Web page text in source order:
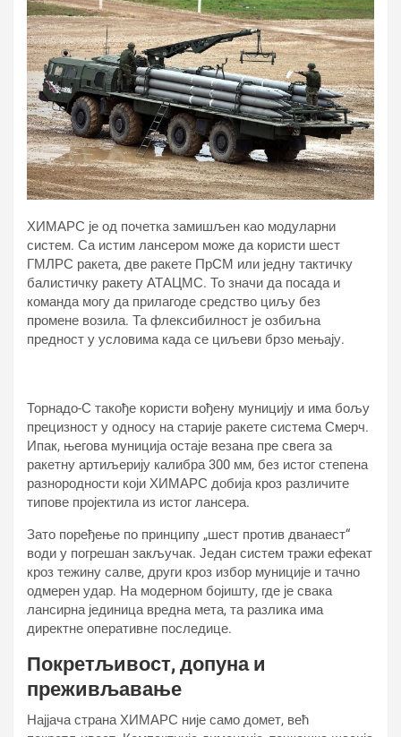
ХИМАРС је од почетка замишљен као модуларни
систем. Са истим лансером може да користи шест
ГМЛРС ракета, две ракете ПрСМ или једну тактичку
балистичку ракету АТАЦМС. То значи да посада и
команда могу да прилагоде средство циљу без
промене возила. Та флексибилност је озбиљна
предност у условима када се циљеви брзо мењају.
Торнадо-С такође користи вођену муницију и има бољу
прецизност у односу на старије ракете система Смерч.
Ипак, његова муниција остаје везана пре свега за
ракетну артиљерију калибра 300 мм, без истог степена
разнородности који ХИМАРС добија кроз различите
типове пројектила из истог лансера.
Зато поређење по принципу „шест против дванаест“
води у погрешан закључак. Један систем тражи ефекат
кроз тежину салве, други кроз избор муниције и тачно
одмерен удар. На модерном бојишту, где је свака
лансирна јединица вредна мета, та разлика има
директне оперативне последице.
Покретљивост, допуна и
преживљавање
Најјача страна ХИМАРС није само домет, већ